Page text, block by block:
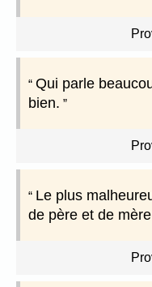
Qui parle
bien.
Le plus
de père et de